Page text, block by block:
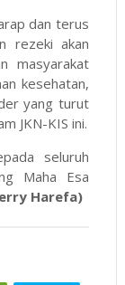
dan terus
rezeki akan
masyarakat
kesehatan,
yang turut
JKN-KIS ini.
seluruh
Maha Esa
Harefa)